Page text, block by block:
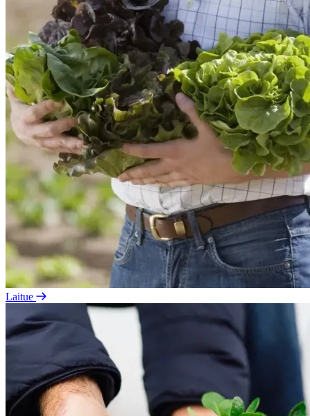
Laitue